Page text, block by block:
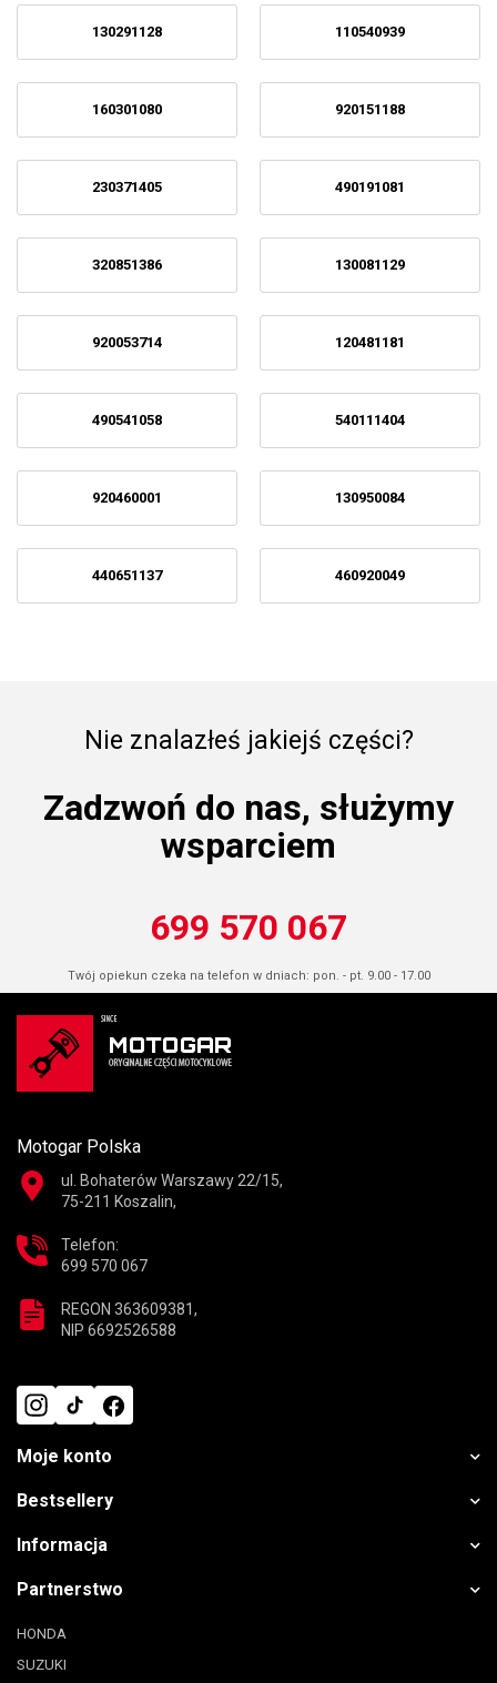
130291128 110540939
160301080 920151188
230371405 490191081
320851386 130081129
920053714 120481181
490541058 540111404
920460001 130950084
440651137 460920049
Nie znalazłeś jakiejś części?
Zadzwoń do nas, służymy
wsparciem
699 570 067
Twój opiekun czeka na telefon w dniach: pon. - pt. 9.00 - 17.00
Motogar Polska
ul. Bohaterów Warszawy 22/15,
75-211 Koszalin,
Telefon:
699 570 067
REGON 363609381,
NIP 6692526588
Moje konto
Bestsellery
Informacja
Partnerstwo
HONDA
SUZUKI